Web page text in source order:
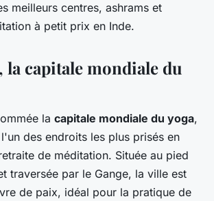
meilleurs centres, ashrams et
à petit prix en Inde.
la capitale mondiale du
la capitale mondiale du yoga,
des endroits les plus prisés en
de méditation. Située au pied
traversée par le Gange, la ville est
de paix, idéal pour la pratique de